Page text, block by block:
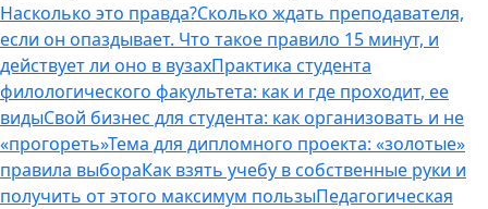
Насколько это правда?Сколько ждать преподавателя,
если он опаздывает. Что такое правило 15 минут, и
действует ли оно в вузахПрактика студента
филологического факультета: как и где проходит, ее
видыСвой бизнес для студента: как организовать и не
«прогореть»Тема для дипломного проекта: «золотые»
правила выбораКак взять учебу в собственные руки и
получить от этого максимум пользыПедагогическая